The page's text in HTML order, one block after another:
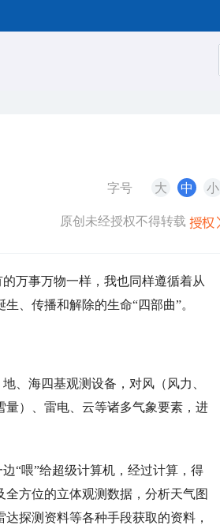
字号 大 中 小
原创未经授权不得转载
万事万物一样，我也同样遵循着从
、传播和解除的生命“四部曲”。
、海四基观测设备，对风（风力、
）、雷电、云等诸多气象要素，进
“喂”给超级计算机，经过计算，得
方位的立体观测数据，分析天气图
探测资料等各种手段获取的资料，